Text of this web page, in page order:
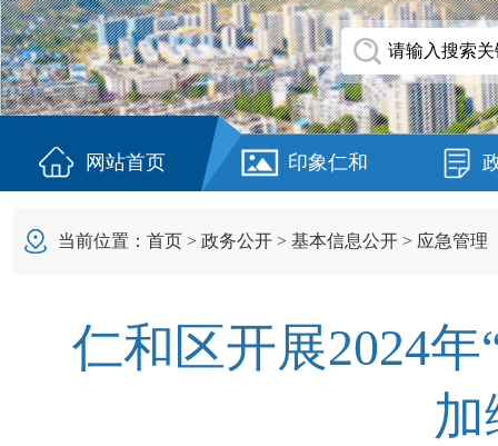
网站首页 印象仁和
当前位置： 首页 > 政务公开 > 基本信息公开 > 应急管理
仁和区开展2024